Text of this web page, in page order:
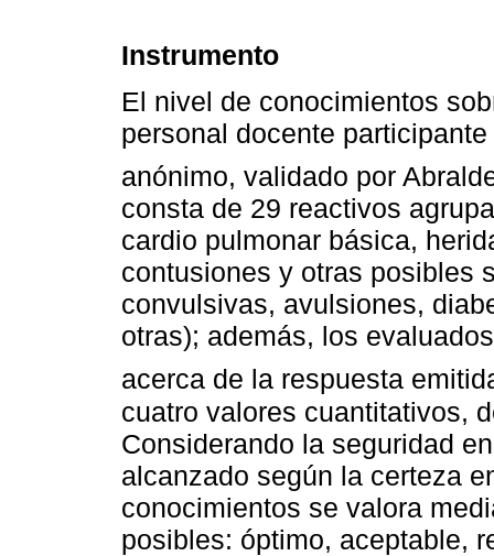
Instrumento
El nivel de conocimientos
personal docente
anónimo, validado por
consta de 29 reactivos
cardio pulmonar básica,
contusiones y otras posibles
convulsivas, avulsiones,
otras); además, los
acerca de la respuesta
cuatro valores cuantitativos,
Considerando la seguridad
alcanzado según la certeza
conocimientos se valora
posibles: óptimo, aceptable,